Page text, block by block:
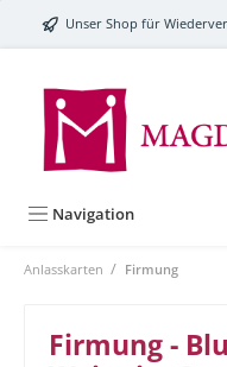
springenUnser Shop für
Navigation
Anlasskarten / Firmung
Firmung -